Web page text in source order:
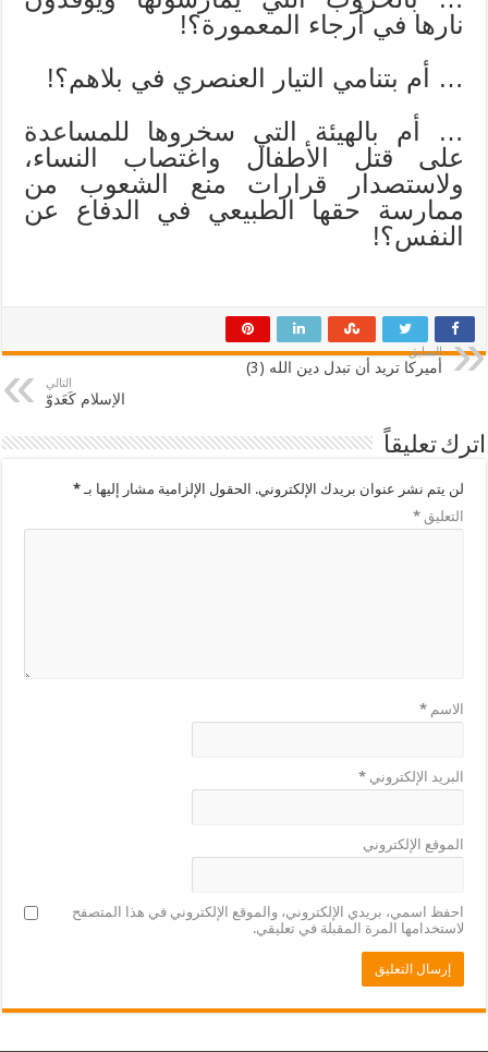
نارها في أرجاء المعمورة؟!
… أم بتنامي التيار العنصري في بلاهم؟!
… أم بالهيئة التي سخروها للمساعدة
على قتل الأطفال واغتصاب النساء،
ولاستصدار قرارات منع الشعوب من
ممارسة حقها الطبيعي في الدفاع عن
النفس؟!
السابق
أميركا تريد أن تبدل دين الله (3)
التالي
الإسلام كَعَدوّ
اترك تعليقاً
لن يتم نشر عنوان بريدك الإلكتروني. الحقول الإلزامية مشار إليها بـ*
التعليق*
الاسم*
البريد الإلكتروني*
الموقع الإلكتروني
احفظ اسمي، بريدي الإلكتروني، والموقع الإلكتروني في هذا المتصفح
لاستخدامها المرة المقبلة في تعليقي.